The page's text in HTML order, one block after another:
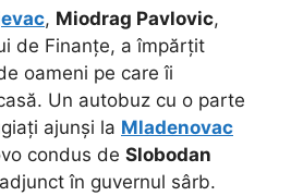
, Miodrag Pavlovic,
de Finanțe, a împărțit
oameni pe care îi
Un autobuz cu o parte
ajunși la Mladenovac
condus de Slobodan
în guvernul sârb.